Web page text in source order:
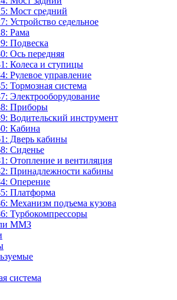
Мост средний
Устройство седельное
Рама
Подвеска
Ось передняя
Колеса и ступицы
Рулевое управление
Тормозная система
Электрооборудование
Приборы
Водительский инструмент
Кабина
Дверь кабины
Сиденье
Отопление и вентиляция
Принадлежности кабины
Оперение
Платформа
Механизм подъема кузова
Турбокомпрессоры
ММЗ
система